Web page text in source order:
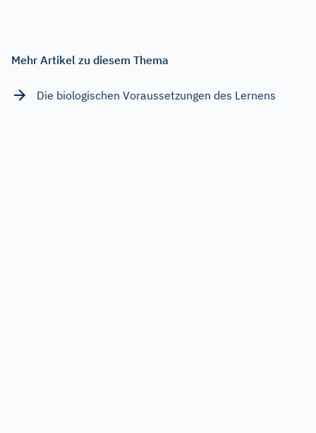
Mehr Artikel zu diesem Thema
Die biologischen Voraussetzungen des Lernens